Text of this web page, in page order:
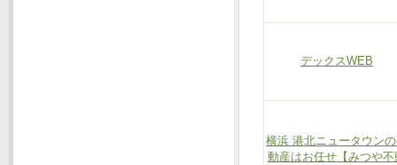
デックスWEB
横浜 港北ニュータウン
動産はお任せ【みつや不